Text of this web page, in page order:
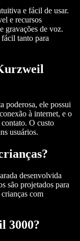
e fácil de usar.
e recursos
gravações de voz.
tanto para
poderosa, ele possui
à internet, e o
O custo
usuários.
desenvolvida
são projetados para
com
3000?